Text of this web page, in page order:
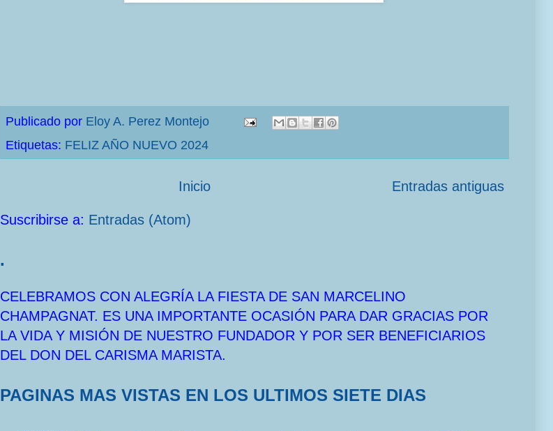
Publicado por Eloy A. Perez Montejo
Etiquetas: FELIZ AÑO NUEVO 2024
Entradas antiguas
Inicio
Suscribirse a: Entradas (Atom)
.
CELEBRAMOS CON ALEGRÍA LA FIESTA DE SAN MARCELINO
CHAMPAGNAT. ES UNA IMPORTANTE OCASIÓN PARA DAR GRACIAS POR
LA VIDA Y MISIÓN DE NUESTRO FUNDADOR Y POR SER BENEFICIARIOS
DEL DON DEL CARISMA MARISTA.
PAGINAS MAS VISTAS EN LOS ULTIMOS SIETE DIAS